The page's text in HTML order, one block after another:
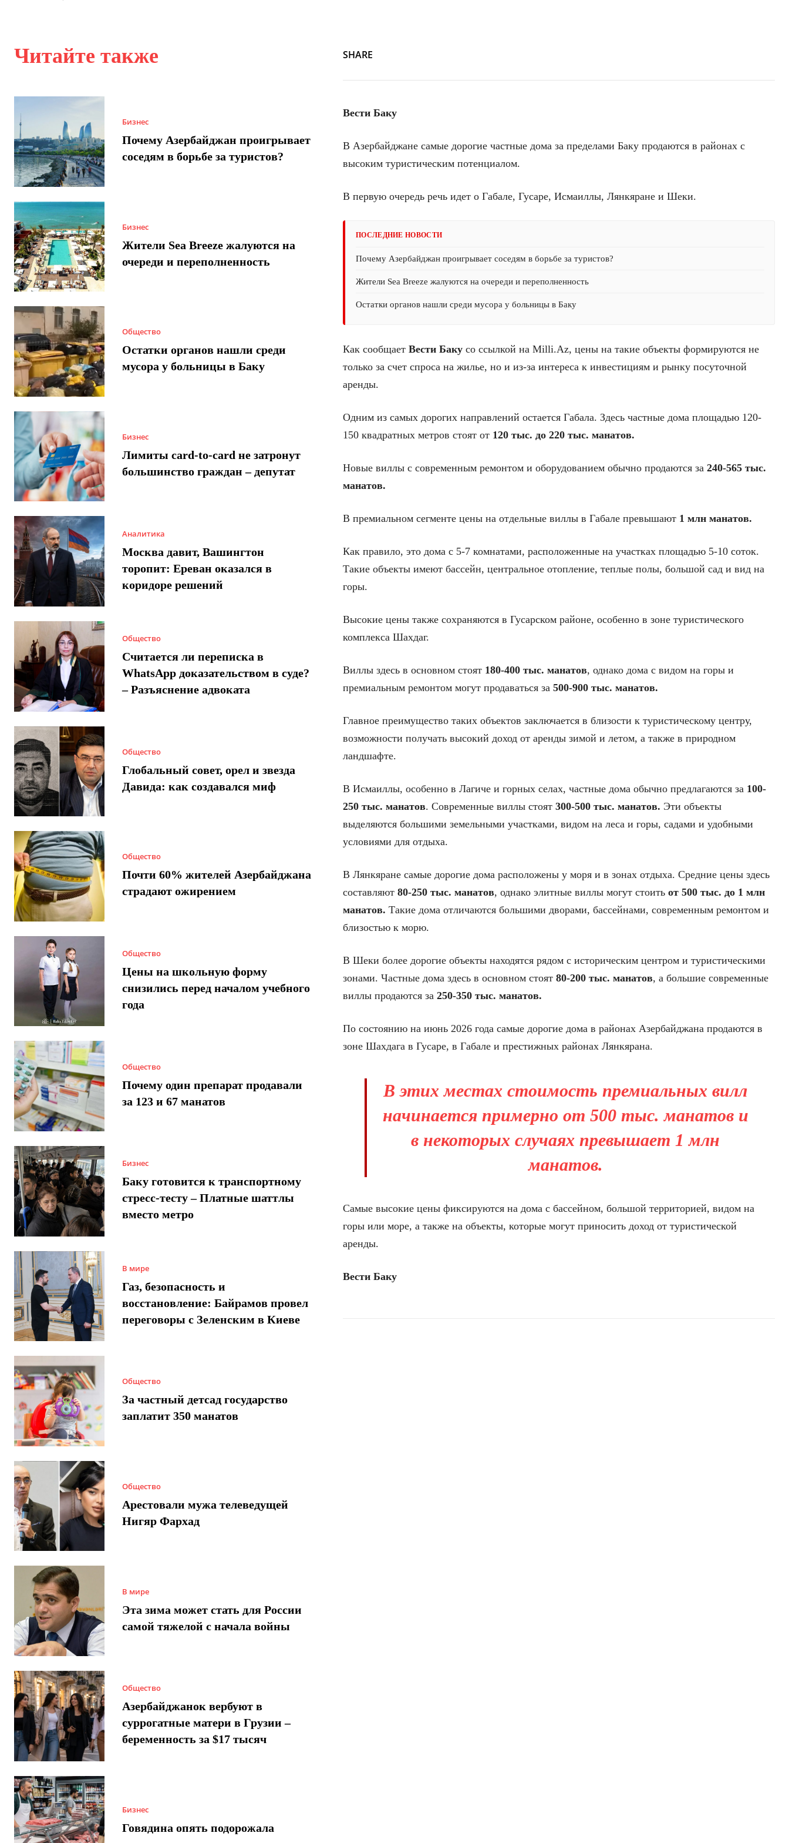
Читайте также
Бизнес
Почему Азербайджан проигрывает
соседям в борьбе за туристов?
Бизнес
Жители Sea Breeze жалуются на
очереди и переполненность
Общество
Остатки органов нашли среди
мусора у больницы в Баку
Бизнес
Лимиты card-to-card не затронут
большинство граждан – депутат
Аналитика
Москва давит, Вашингтон
торопит: Ереван оказался в
коридоре решений
Общество
Считается ли переписка в
WhatsApp доказательством в суде?
– Разъяснение адвоката
Общество
Глобальный совет, орел и звезда
Давида: как создавался миф
Общество
Почти 60% жителей Азербайджана
страдают ожирением
Общество
Цены на школьную форму
снизились перед началом учебного
года
Общество
Почему один препарат продавали
за 123 и 67 манатов
Бизнес
Баку готовится к транспортному
стресс-тесту – Платные шаттлы
вместо метро
В мире
Газ, безопасность и
восстановление: Байрамов провел
переговоры с Зеленским в Киеве
Общество
За частный детсад государство
заплатит 350 манатов
Общество
Арестовали мужа телеведущей
Нигяр Фархад
В мире
Эта зима может стать для России
самой тяжелой с начала войны
Общество
Азербайджанок вербуют в
суррогатные матери в Грузии –
беременность за $17 тысяч
Бизнес
Говядина опять подорожала
SHARE
Вести Баку
В Азербайджане самые дорогие частные дома за пределами Баку продаются в районах с
высоким туристическим потенциалом.
В первую очередь речь идет о Габале, Гусаре, Исмаиллы, Лянкяране и Шеки.
ПОСЛЕДНИЕ НОВОСТИ
Почему Азербайджан проигрывает соседям в борьбе за туристов?
Жители Sea Breeze жалуются на очереди и переполненность
Остатки органов нашли среди мусора у больницы в Баку
Как сообщает Вести Баку со ссылкой на Milli.Az, цены на такие объекты формируются не
только за счет спроса на жилье, но и из-за интереса к инвестициям и рынку посуточной
аренды.
Одним из самых дорогих направлений остается Габала. Здесь частные дома площадью 120-
150 квадратных метров стоят от 120 тыс. до 220 тыс. манатов.
Новые виллы с современным ремонтом и оборудованием обычно продаются за 240-565 тыс.
манатов.
В премиальном сегменте цены на отдельные виллы в Габале превышают 1 млн манатов.
Как правило, это дома с 5-7 комнатами, расположенные на участках площадью 5-10 соток.
Такие объекты имеют бассейн, центральное отопление, теплые полы, большой сад и вид на
горы.
Высокие цены также сохраняются в Гусарском районе, особенно в зоне туристического
комплекса Шахдаг.
Виллы здесь в основном стоят 180-400 тыс. манатов, однако дома с видом на горы и
премиальным ремонтом могут продаваться за 500-900 тыс. манатов.
Главное преимущество таких объектов заключается в близости к туристическому центру,
возможности получать высокий доход от аренды зимой и летом, а также в природном
ландшафте.
В Исмаиллы, особенно в Лагиче и горных селах, частные дома обычно предлагаются за 100-
250 тыс. манатов. Современные виллы стоят 300-500 тыс. манатов. Эти объекты
выделяются большими земельными участками, видом на леса и горы, садами и удобными
условиями для отдыха.
В Лянкяране самые дорогие дома расположены у моря и в зонах отдыха. Средние цены здесь
составляют 80-250 тыс. манатов, однако элитные виллы могут стоить от 500 тыс. до 1 млн
манатов. Такие дома отличаются большими дворами, бассейнами, современным ремонтом и
близостью к морю.
В Шеки более дорогие объекты находятся рядом с историческим центром и туристическими
зонами. Частные дома здесь в основном стоят 80-200 тыс. манатов, а большие современные
виллы продаются за 250-350 тыс. манатов.
По состоянию на июнь 2026 года самые дорогие дома в районах Азербайджана продаются в
зоне Шахдага в Гусаре, в Габале и престижных районах Лянкярана.
В этих местах стоимость премиальных вилл
начинается примерно от 500 тыс. манатов и
в некоторых случаях превышает 1 млн
манатов.
Самые высокие цены фиксируются на дома с бассейном, большой территорией, видом на
горы или море, а также на объекты, которые могут приносить доход от туристической
аренды.
Вести Баку